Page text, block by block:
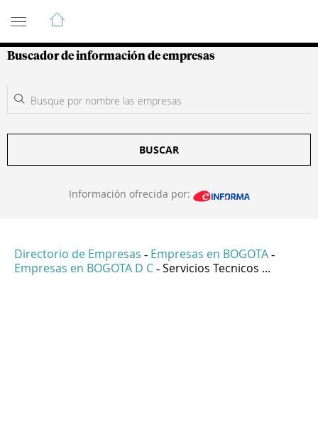
Guía de Empresas Colombianas
Buscador de información de empresas
BUSCAR
Información ofrecida por:
Directorio de Empresas - Empresas en BOGOTA -
Empresas en BOGOTA D C - Servicios Tecnicos ...